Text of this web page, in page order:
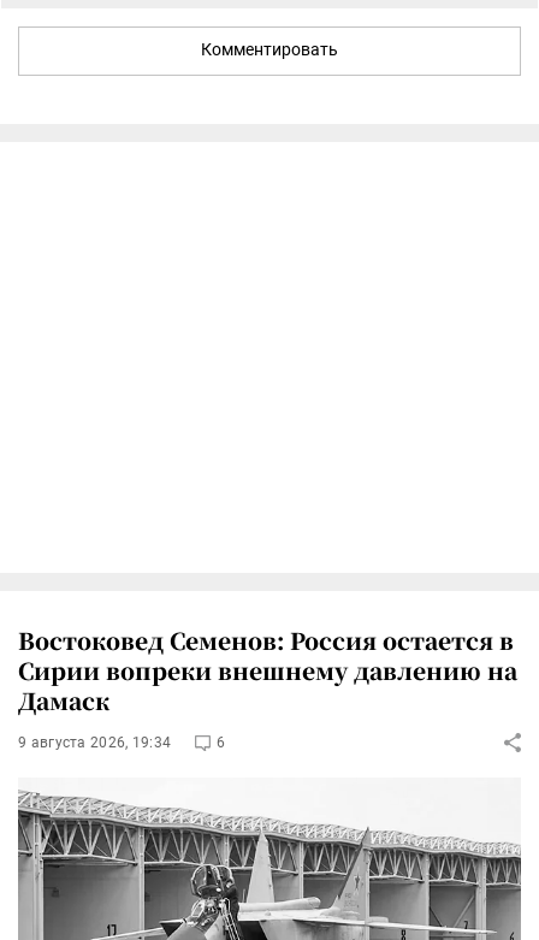
Комментировать
Востоковед Семенов: Россия остается в
Сирии вопреки внешнему давлению на
Дамаск
9 августа 2026, 19:34 6